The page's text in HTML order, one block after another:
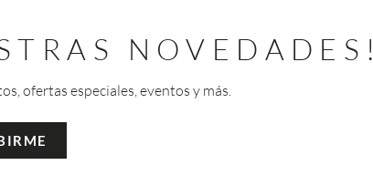
NOVEDADES!
ofertas especiales, eventos y más.